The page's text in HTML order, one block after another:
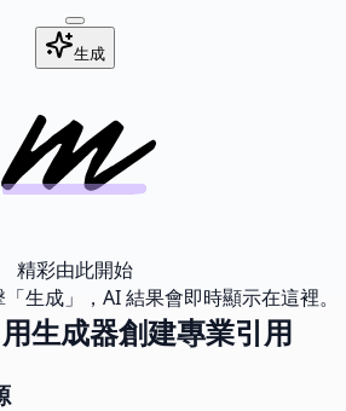
生成
精彩由此開始
生成」，AI 結果會即時顯示在這裡。
生成器創建專業引用